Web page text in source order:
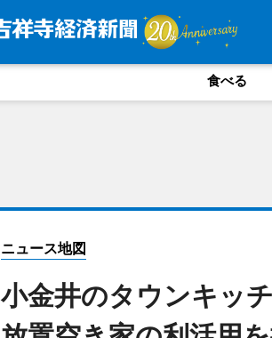
食べる
ニュース地図
小金井のタウンキッ